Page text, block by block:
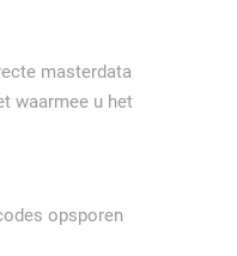
masterdata
waarmee u het
opsporen